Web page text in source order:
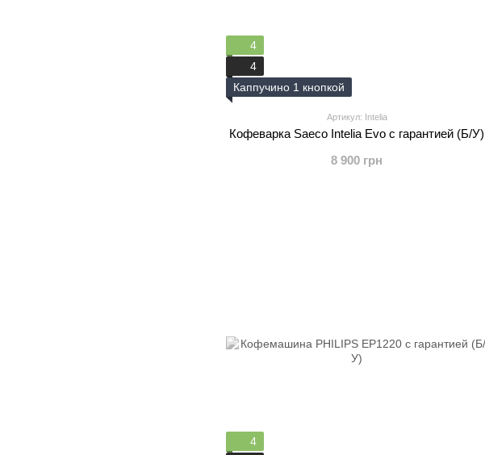
4
4
Каппучино 1 кнопкой
Артикул: Intelia
Кофеварка Saeco Intelia Evo с гарантией (Б/У)
8 900 грн
4